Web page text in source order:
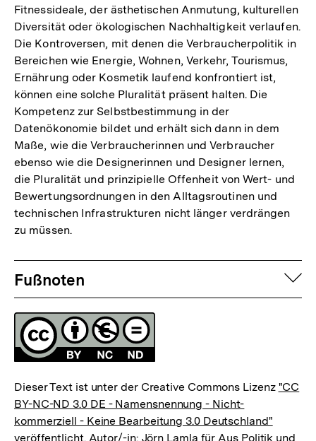
Fitnessideale, der ästhetischen Anmutung, kulturellen
Diversität oder ökologischen Nachhaltigkeit verlaufen.
Die Kontroversen, mit denen die Verbraucherpolitik in
Bereichen wie Energie, Wohnen, Verkehr, Tourismus,
Ernährung oder Kosmetik laufend konfrontiert ist,
können eine solche Pluralität präsent halten. Die
Kompetenz zur Selbstbestimmung in der
Datenökonomie bildet und erhält sich dann in dem
Maße, wie die Verbraucherinnen und Verbraucher
ebenso wie die Designerinnen und Designer lernen,
die Pluralität und prinzipielle Offenheit von Wert- und
Bewertungsordnungen in den Alltagsroutinen und
technischen Infrastrukturen nicht länger verdrängen
zu müssen.
Fussnoten
Fußnoten
Lizenz
Dieser Text ist unter der Creative Commons Lizenz "CC
BY-NC-ND 3.0 DE - Namensnennung - Nicht-
kommerziell - Keine Bearbeitung 3.0 Deutschland"
veröffentlicht. Autor/-in: Jörn Lamla für Aus Politik und